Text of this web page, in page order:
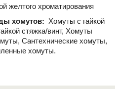
желтого хроматирования
хомутов: Хомуты с гайкой
стяжка/винт, Хомуты
Сантехнические хомуты,
хомуты.